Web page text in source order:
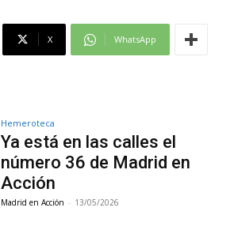
X WhatsApp
Hemeroteca
Ya está en las calles el
número 36 de Madrid en
Acción
Madrid en Acción - 13/05/2026